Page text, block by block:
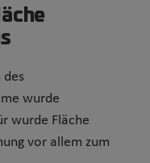
des
wurde
wurde Fläche
vor allem zum